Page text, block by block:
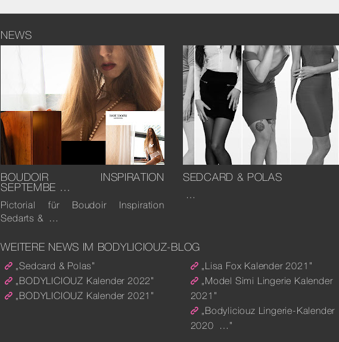
NEWS
BOUDOIR INSPIRATION
SEPTEMBE …
Pictorial für Boudoir Inspiration
Sedarts & …
SEDCARD & POLAS
…
WEITERE NEWS IM BODYLICIOUZ-BLOG
„Sedcard & Polas”
„BODYLICIOUZ Kalender 2022”
„BODYLICIOUZ Kalender 2021”
„Lisa Fox Kalender 2021”
„Model Simi Lingerie Kalender
2021”
„Bodyliciouz Lingerie-Kalender
2020 …”